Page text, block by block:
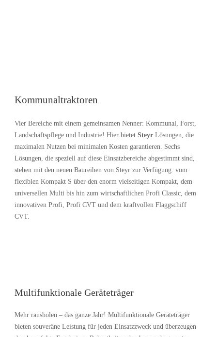
Kommunaltraktoren
Vier Bereiche mit einem gemeinsamen Nenner: Kommunal, Forst,
Landschaftspflege und Industrie! Hier bietet Steyr Lösungen, die
maximalen Nutzen bei minimalen Kosten garantieren. Sechs
Lösungen, die speziell auf diese Einsatzbereiche abgestimmt sind,
stehen mit den neuen Baureihen von Steyr zur Verfügung: vom
flexiblen Kompakt S über den enorm vielseitigen Kompakt, dem
universellen Multi bis hin zum wirtschaftlichen Profi Classic, dem
innovativen Profi, Profi CVT und dem kraftvollen Flaggschiff
CVT.
Multifunktionale Geräteträger
Mehr rausholen – das ganze Jahr! Multifunktionale Geräteträger
bieten souveräne Leistung für jeden Einsatzzweck und überzeugen